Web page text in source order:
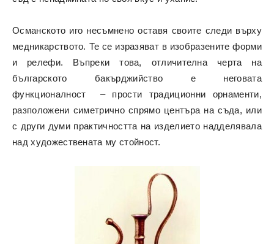
Османското иго несъмнено оставя своите следи върху
медникарството. Те се изразяват в изобразените форми
и релефи. Въпреки това, отличителна черта на
българското бакърджийство е неговата
функционалност – прости традиционни орнаменти,
разположени симетрично спрямо центъра на съда, или
с други думи практичността на изделието надделявала
над художествената му стойност.